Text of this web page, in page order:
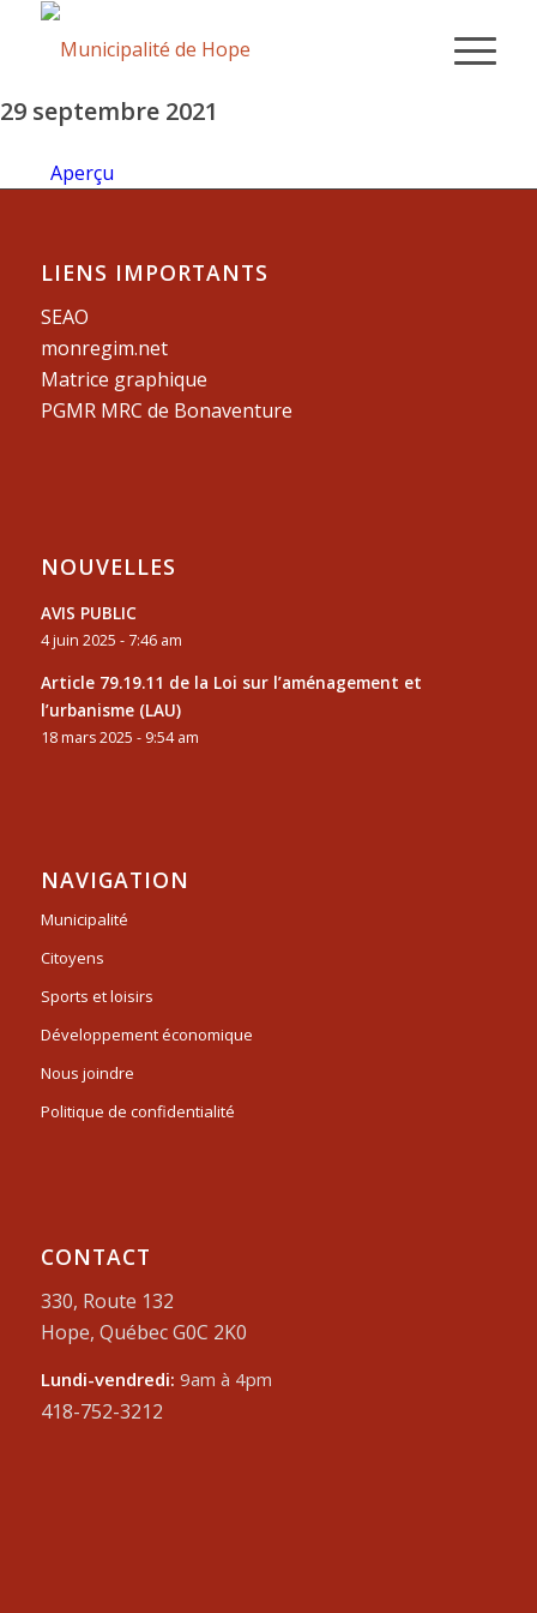
29 septembre 2021
Aperçu
LIENS IMPORTANTS
SEAO
monregim.net
Matrice graphique
PGMR MRC de Bonaventure
NOUVELLES
AVIS PUBLIC
4 juin 2025 - 7:46 am
Article 79.19.11 de la Loi sur l’aménagement et
l’urbanisme (LAU)
18 mars 2025 - 9:54 am
NAVIGATION
Municipalité
Citoyens
Sports et loisirs
Développement économique
Nous joindre
Politique de confidentialité
CONTACT
330, Route 132
Hope, Québec G0C 2K0
Lundi-vendredi: 9am à 4pm
418-752-3212